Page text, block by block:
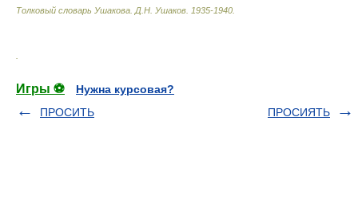
Толковый словарь Ушакова Д.Н. Ушаков. 1935-1940
Игры ⚽
Нужна курсовая?
ПРОСИТЬ
ПРОСИЯТЬ